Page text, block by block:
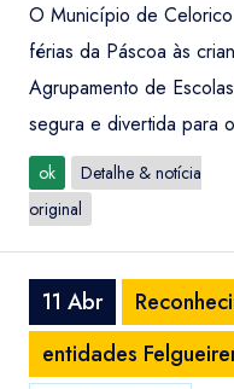
O Município de
férias da Páscoa às
Agrupamento de
segura e divertida para
ok
Detalhe & notícia
original
11 Abr
entidades